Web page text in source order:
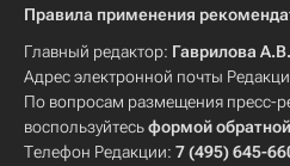
Правила применения
Главный редактор: Гаврилова А.В.
Адрес электронной почты
По вопросам размещения пресс-
воспользуйтесьформой
Телефон Редакции: 7 (495) 645-